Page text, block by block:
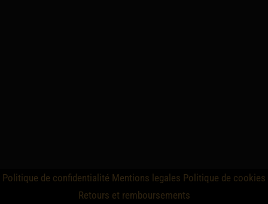
Politique de confidentialité Mentions legales Politique de cookies
Retours et remboursements